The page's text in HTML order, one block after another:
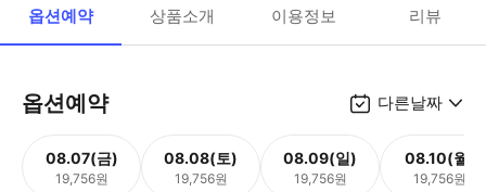
옵션예약 상품소개 이용정보 리뷰
옵션예약 다른날짜
08.07(금)
19,756원
08.08(토)
19,756원
08.09(일)
19,756원
08.10(월)
19,756원